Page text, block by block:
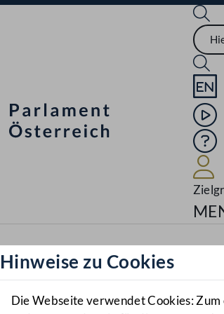
Hinweise zu Cookies
Die Webseite verwendet Cookies: